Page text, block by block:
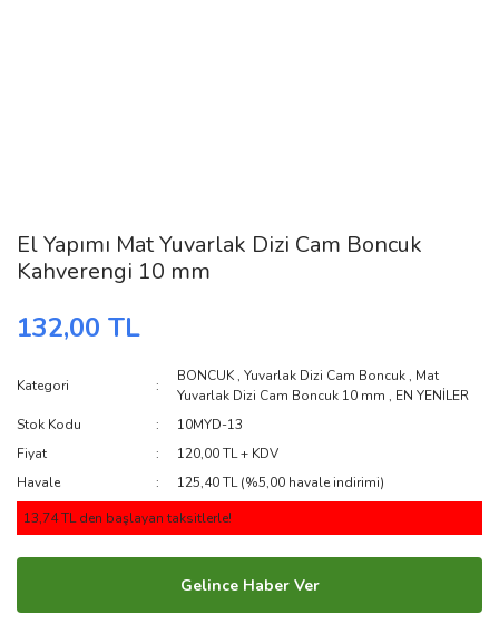
El Yapımı Mat Yuvarlak Dizi Cam Boncuk
Kahverengi 10 mm
132,00 TL
Kategori
BONCUK ,Yuvarlak Dizi Cam Boncuk, Mat
Yuvarlak Dizi Cam Boncuk 10 mm , EN YENİLER
Stok Kodu
10MYD-13
Fiyat
120,00 TL + KDV
Havale
125,40 TL (%5,00 havale indirimi)
13,74 TL den başlayan taksitlerle!
Gelince Haber Ver